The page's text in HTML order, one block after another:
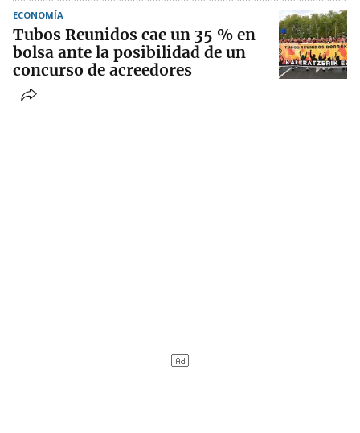
ECONOMÍA
Tubos Reunidos cae un 35 % en
bolsa ante la posibilidad de un
concurso de acreedores